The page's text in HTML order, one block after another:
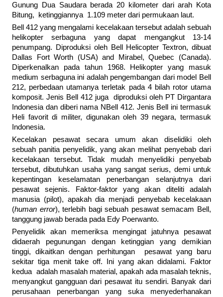
Gunung Dua Saudara berada 20 kilometer dari arah Kota
Bitung, ketinggiannya 1.109 meter dari permukaan laut.
Bell 412 yang mengalami kecelakaan tersebut adalah sebuah
helikopter serbaguna yang dapat mengangkut 13-14
penumpang. Diproduksi oleh Bell Helicopter Textron, dibuat
Dallas Fort Worth (USA) and Mirabel, Quebec (Canada).
Diperkenalkan pada tahun 1968. Helikopter yang masuk
medium serbaguna ini adalah pengembangan dari model Bell
212, perbedaan utamanya terletak pada 4 bilah rotor utama
komposit. Jenis Bell 412 juga diproduksi oleh PT Dirgantara
Indonesia dan diberi nama NBell 412. Jenis Bell ini termasuk
Heli favorit di militer, digunakan oleh 39 negara, termasuk
Indonesia.
Kecelakan pesawat secara umum akan diselidiki oleh
sebuah panitia penyelidik, yang akan melihat penyebab dari
kecelakaan tersebut. Tidak mudah menyelidiki penyebab
tersebut, dibutuhkan usaha yang sangat serius, demi untuk
kepentingan keselamatan penerbangan selanjutnya dari
pesawat sejenis. Faktor-faktor yang akan diteliti adalah
manusia (pilot), apakah dia menjadi penyebab kecelakaan
(human error), terlebih bagi sebuah pesawat semacam Bell,
tanggung jawab berada pada Edy Poerwanto.
Penyelidik akan memeriksa mengingat jatuhnya pesawat
didaerah pegunungan dengan ketinggian yang demikian
tinggi, dikaitkan dengan perhitungan pesawat yang baru
sekitar tiga menit take off. Ini yang akan didalami. Faktor
kedua adalah masalah material, apakah ada masalah teknis,
menyangkut gangguan dari pesawat itu sendiri. Banyak dari
perusahaan penerbangan yang suka menyederhanakan